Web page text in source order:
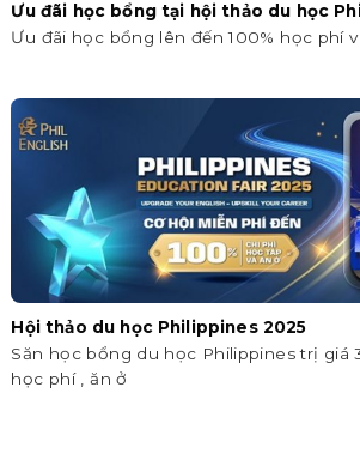
Ưu đãi học bổng tại hội thảo du học
Ưu đãi học bổng lên đến 100% học phí
Hội thảo du học Philippines 2025
Săn học bổng du học Philippines trị giá
học phí , ăn ở